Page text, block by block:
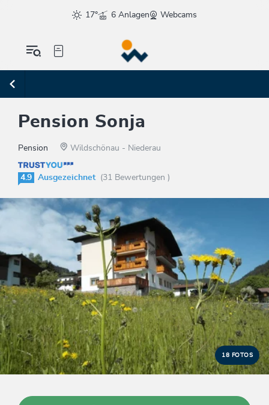
17° 6 Anlagen Webcams
Pension Sonja
Pension Wildschönau - Niederau
4.9 Ausgezeichnet (31 Bewertungen )
18 FOTOS